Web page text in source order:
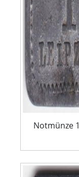
Notmünze